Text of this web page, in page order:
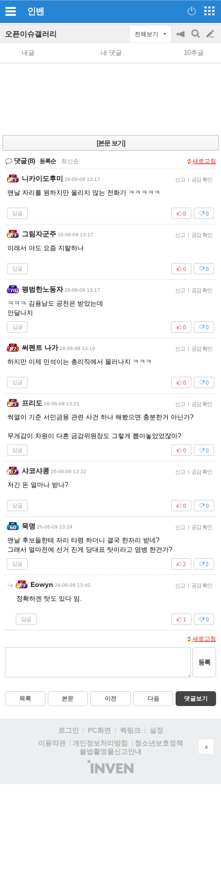
인벤
오픈이슈갤러리 전체보기
공
지
on/off
검
색
글
쓰
내글 내 댓글 10추글
[본문 보기]
댓글(8) 등록순 최신순 새로고침
니카이도후미 26-06-09 13:17 신고 | 공감 확인
맨날 자리를 원하지만 울리지 않는 전화기 ㅋㅋㅋㅋㅋ
답글 0
0
그림자군주 26-06-09 13:17 신고 | 공감 확인
이래서 야도 요즘 지랄하나
답글 0
0
평범한노동자 26-06-09 13:17 신고 | 공감 확인
ㅋㅋㅋ 김용남도 공천은 받았는데
안달나지
답글 0
0
써펜트 나가 26-06-09 13:19 신고 | 공감 확인
하지만 이제 민석이는 총리직에서 물러나지 ㅋㅋㅋ
답글 0
0
프리도 26-06-09 13:21 신고 | 공감 확인
썩열이 기준 서민금융 관련 사건 하나 해봤으면 충분한거 아닌가?
무게감이 차원이 다흔 금감위원장도 그렇게 뽑아놓았었잖아?
답글 0
0
샤코샤콩 26-06-09 13:22 신고 | 공감 확인
저긴 돈 얼마나 받나?
답글 0
0
묵명 26-06-09 13:24 신고 | 공감 확인
맨날 후보들한테 자리 타령 하더니 결국 한자리 받네?
그래서 얼마전에 선거 진게 당대표 탓이라고 염병 한건가?
답글 2
2
Eowyn 26-06-09 13:40 신고 | 공감 확인
정확하겐 탓도 있다 임.
답글 0
1
새로고침
등록
목록 본문 이전 다음 댓글보기
로그인 PC화면 퀵링크
설정
이용약관
개인정보처리방침
청소년보호정책
불법촬영물신고안내
(주)
인
▲